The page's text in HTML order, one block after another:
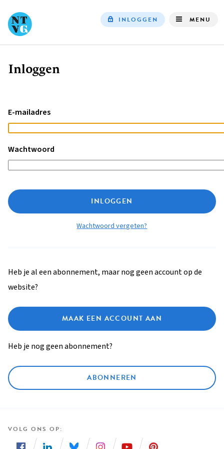
INLOGGEN MENU
Kruimelpad
Inloggen
E-mailadres
Wachtwoord
INLOGGEN
Wachtwoord vergeten?
Heb je al een abonnement, maar nog geen account op de
website?
MAAK EEN ACCOUNT AAN
Heb je nog geen abonnement?
ABONNEREN
VOLG ONS OP